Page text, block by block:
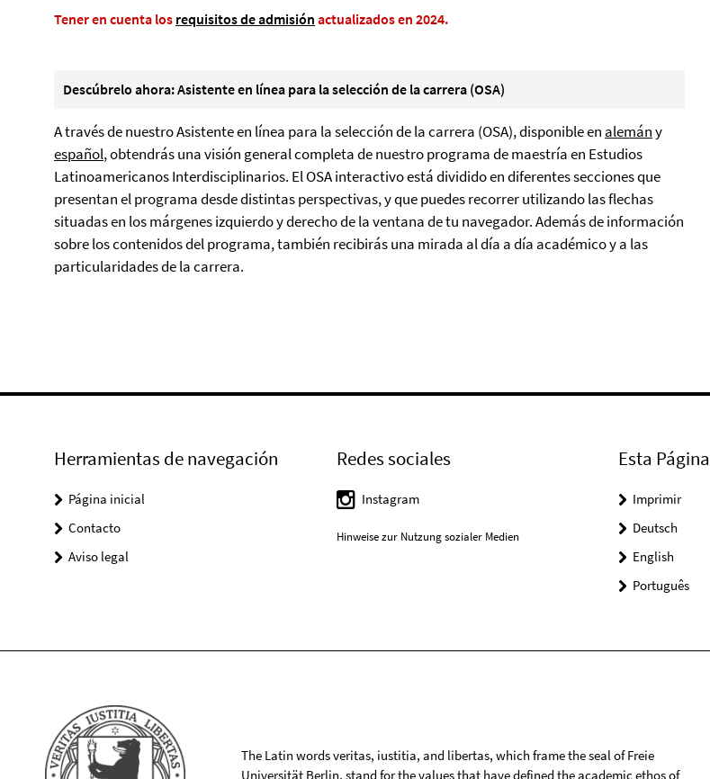
Tener en cuenta los requisitos de admisión actualizados en 2024.
Descúbrelo ahora: Asistente en línea para la selección de la carrera (OSA)
A través de nuestro Asistente en línea para la selección de la carrera (OSA), disponible en alemány
español, obtendrás una visión general completa de nuestro programa de maestría en Estudios
Latinoamericanos Interdisciplinarios. El OSA interactivo está dividido en diferentes secciones que
presentan el programa desde distintas perspectivas, y que puedes recorrer utilizando las flechas
situadas en los márgenes izquierdo y derecho de la ventana de tu navegador. Además de información
sobre los contenidos del programa, también recibirás una mirada al día a día académico y a las
particularidades de la carrera.
Herramientas de navegación
Página inicial
Contacto
Aviso legal
Redes sociales
Instagram
Hinweise zur Nutzung sozialer Medien
Esta Página
Imprimir
Deutsch
English
Português
The Latin words veritas, iustitia, and libertas, which frame the seal of Freie
Universität Berlin, stand for the values that have defined the academic ethos of